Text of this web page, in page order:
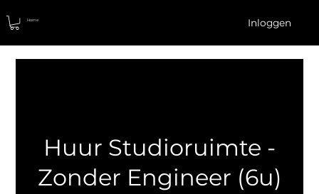
Home Inloggen
Huur Studioruimte -
Zonder Engineer (6u)